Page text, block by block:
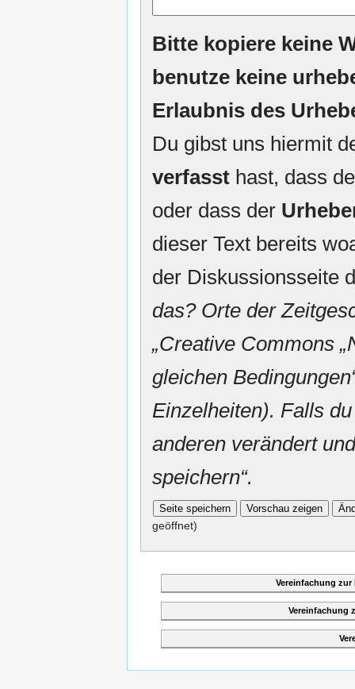
Bitte kopiere keine
benutze keine
Erlaubnis des
Du gibst uns hiermit
verfasst hast, dass
oder dass der
dieser Text bereits
der Diskussionsseite
das? Orte der
„Creative Commons
gleichen
Einzelheiten). Falls
anderen verändert
speichern“.
geöffnet)
Vereinfachung
Vereinfachung